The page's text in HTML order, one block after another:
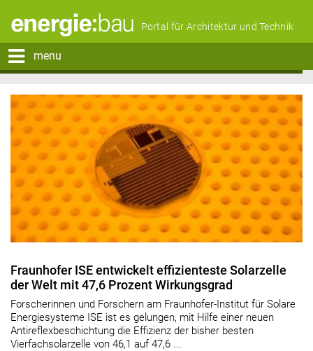
Portal für Architektur und Technik
menu
Fraunhofer ISE entwickelt effizienteste Solarzelle
der Welt mit 47,6 Prozent Wirkungsgrad
Forscherinnen und Forschern am Fraunhofer-Institut für Solare
Energiesysteme ISE ist es gelungen, mit Hilfe einer neuen
Antireflexbeschichtung die Effizienz der bisher besten
Vierfachsolarzelle von 46,1 auf 47,6 ...